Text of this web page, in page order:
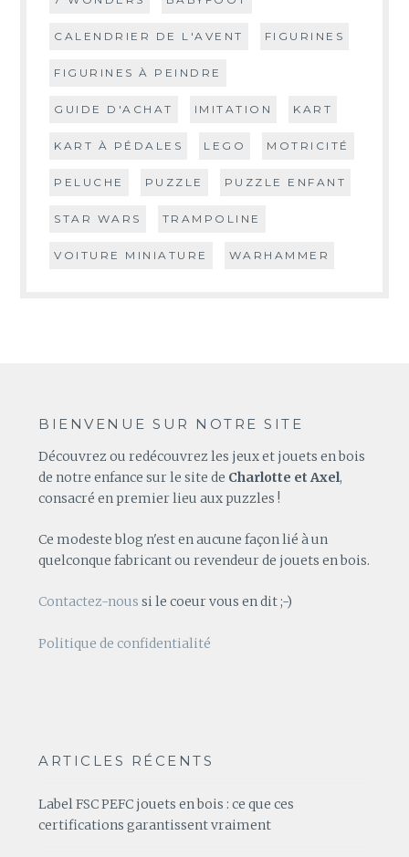
CALENDRIER DE L'AVENT FIGURINES
FIGURINES À PEINDRE
GUIDE D'ACHAT IMITATION KART
KART À PÉDALES LEGO MOTRICITÉ
PELUCHE PUZZLE PUZZLE ENFANT
STAR WARS TRAMPOLINE
VOITURE MINIATURE WARHAMMER
BIENVENUE SUR NOTRE SITE
Découvrez ou redécouvrez les jeux et jouets en bois
de notre enfance sur le site de Charlotte et Axel,
consacré en premier lieu aux puzzles !
Ce modeste blog n'est en aucune façon lié à un
quelconque fabricant ou revendeur de jouets en bois.
Contactez-nous si le coeur vous en dit ;-)
Politique de confidentialité
ARTICLES RÉCENTS
Label FSC PEFC jouets en bois : ce que ces
certifications garantissent vraiment